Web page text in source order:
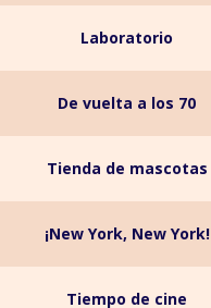
Laboratorio
De vuelta a los 70
Tienda de mascotas
¡New York, New York!
Tiempo de cine